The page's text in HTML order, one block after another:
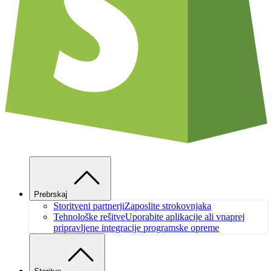
Prebrskaj
Storitveni partnerjiZaposlite strokovnjaka
Tehnološke rešitveUporabite aplikacije ali vnaprej
pripravljene integracije programske opreme